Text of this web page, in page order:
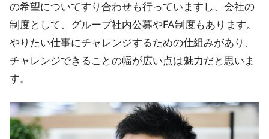
の希望についてすり合わせも行っていますし、会社の
制度として、グループ社内公募やFA制度もあります。
やりたい仕事にチャレンジするための仕組みがあり、
チャレンジできることの幅が広い点は魅力だと思いま
す。